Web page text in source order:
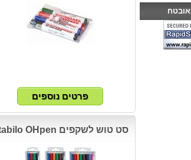
סט טוש לשקפים Stabilo OHpen